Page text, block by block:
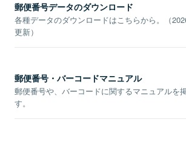
郵便番号データのダウンロード
各種データのダウンロードはこちらから。（
更新）
郵便番号・バーコードマニュアル
郵便番号や、バーコードに関するマニュアルを
す。